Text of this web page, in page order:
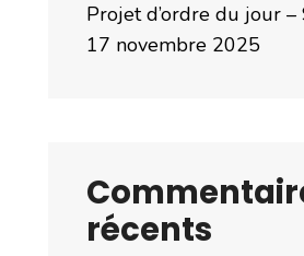
Projet d’ordre du jour –
17 novembre 2025
récents